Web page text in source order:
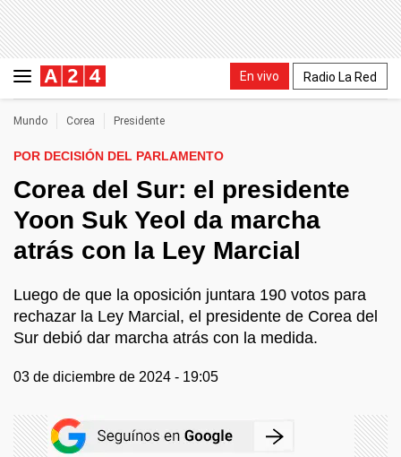
En vivo Radio La Red
Mundo Corea Presidente
POR DECISIÓN DEL PARLAMENTO
Corea del Sur: el presidente
Yoon Suk Yeol da marcha
atrás con la Ley Marcial
Luego de que la oposición juntara 190 votos para
rechazar la Ley Marcial, el presidente de Corea del
Sur debió dar marcha atrás con la medida.
03 de diciembre de 2024 - 19:05